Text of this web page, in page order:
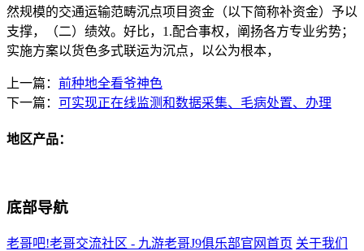
然规模的交通运输范畴沉点项目资金（以下简称补资金）予以
支撑，（二）绩效。好比，1.配合事权，阐扬各方专业劣势；
实施方案以货色多式联运为沉点，以公为根本，
上一篇： 前种地全看爷神色
下一篇： 可实现正在线监测和数据采集、毛病处置、办理
地区产品：
底部导航
老哥吧!老哥交流社区 - 九游老哥J9俱乐部官网首页 关于我们